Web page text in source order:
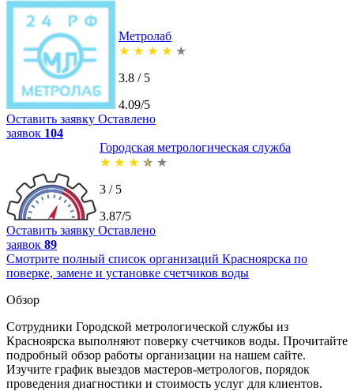
Метролаб
★ ★ ★ ★ ★
3.8 / 5
4.09/5
Оставить заявку Оставлено
заявок 104
Городская метрологическая служба
★ ★ ★ ★ ★
3 / 5
3.87/5
Оставить заявку Оставлено
заявок 89
Смотрите полный список организаций Красноярска по
поверке, замене и установке счетчиков воды
Обзор
Сотрудники Городской метрологической службы из
Красноярска выполняют поверку счетчиков воды. Прочитайте
подробный обзор работы организации на нашем сайте.
Изучите график выездов мастеров-метрологов, порядок
проведения диагностики и стоимость услуг для клиентов.